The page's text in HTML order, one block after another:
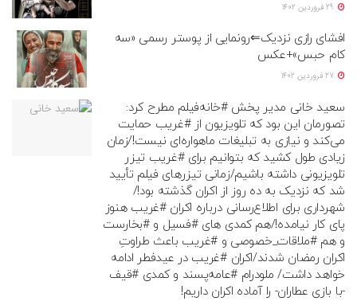
افشای رازی نزدیک⇐رونمایی از پوستر رسمی «سه
کام حبس»+عکس
سعید خانی مدیر پخش #خانه‌فیلم مطرح کرد:
تصورمان این بود که تلویزیون از #غریب حمایت
می‌کند و نیازی به تبلیغات ماهواره‌ای نیست!/زمان
زیادی طول کشید که بتوانیم برای #غریب تیزر
تلویزیونی داشته باشیم/زمانی تیزرهای فیلم تأیید
شد که نزدیک به ده روز از اکران گذشته بود!/
شهرداری برای اطلاع‌رسانی درباره اکران #غریب هنوز
پای کار نیامده!/هم کمدی های #فسیل و #بخارست
و هم #ملاقات_خصوصی و #غریب باعث طراوتِ
اکران رمضان شدند/اکران #غریب در عیدفطر ادامه
خواهد داشت/ ملودرام #عامه‌پسند و کمدی #قیف
-با بازی عطاران- را آماده اکران داریم!